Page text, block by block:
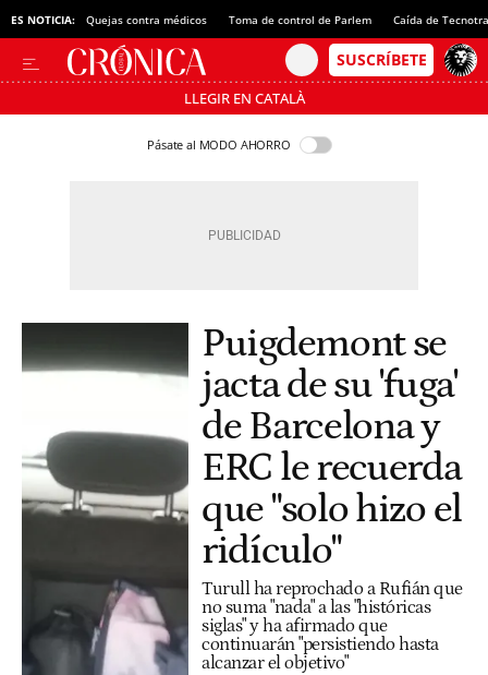
ES NOTICIA: Quejas contra médicos Toma de control de Parlem Caída de
LLEGIR EN CATALÀ
Pásate al MODO AHORRO
Puigdemont se
jacta de su 'fuga'
de Barcelona y
ERC le recuerda
que "solo hizo el
ridículo"
Turull ha reprochado a Rufián que
no suma "nada" a las "históricas
siglas" y ha afirmado que
continuarán "persistiendo hasta
alcanzar el objetivo"